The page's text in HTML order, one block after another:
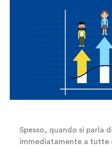
Spesso, quando si parla
immediatamente a tutte